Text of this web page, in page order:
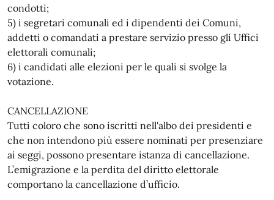
condotti;
5) i segretari comunali ed i dipendenti dei Comuni,
addetti o comandati a prestare servizio presso gli Uffici
elettorali comunali;
6) i candidati alle elezioni per le quali si svolge la
votazione.
CANCELLAZIONE
Tutti coloro che sono iscritti nell'albo dei presidenti e
che non intendono più essere nominati per presenziare
ai seggi, possono presentare istanza di cancellazione.
L’emigrazione e la perdita del diritto elettorale
comportano la cancellazione d’ufficio.